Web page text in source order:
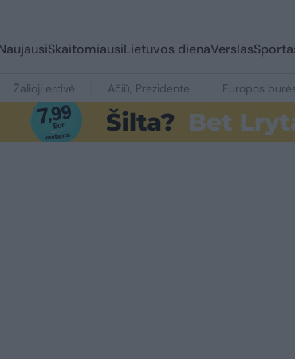
SkaitomiausiLietuvos dienaVerslas
Žalioji erdvė Ačiū, Prezidente Europos